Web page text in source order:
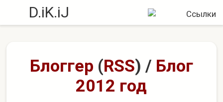
D.iK.iJ
Блоггер (RSS) / Блог
2012 год